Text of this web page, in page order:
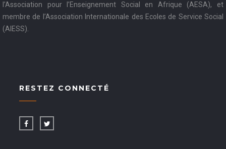
l’Association pour l’Enseignement Social en Afrique (AESA), et
membre de l’Association Internationale des Ecoles de Service Social
(AIESS).
RESTEZ CONNECTÉ